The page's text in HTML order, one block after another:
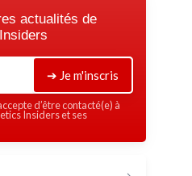
actualités de
➔ Je m'inscris
d’être contacté(e) à
Insiders et ses